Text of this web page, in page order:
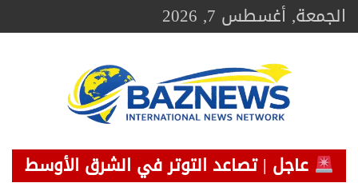
Skip
toالجمعة, أغسطس 7, 2026
BAZNEWS
شبكة باز الإخبارية
عاجل | تصاعد التوتر في الشرق الأوسط